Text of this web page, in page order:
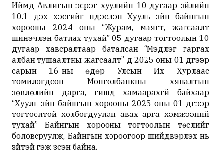
Иймд Авлигын эсрэг хуулийн 10 дугаар зүйлийн
10.1 дэх хэсгийг үндэслэн Хууль зүйн байнгын
хорооны 2024 оны “Журам, маягт, жагсаалт
шинэчлэн батлах тухай” 05 дугаар тогтоолын 10
дугаар хавсралтаар баталсан “Мэдүүлэг гаргах
албан тушаалтны жагсаалт”-д 2025 оны 01 дүгээр
сарын 16-ны өдөр Улсын Их Хурлаас
томилогдсон Монголбанкны хяналтын
зөвлөлийн дарга, гишүүд хамаарахгүй байхаар
“Хууль зүйн байнгын хорооны 2025 оны 01 дүгээр
тогтоолтой холбогдуулан авах арга хэмжээний
тухай” Байнгын хорооны тогтоолын төслийг
боловсруулж, Байнгын хороогоор шийдвэрлэх нь
зүйтэй гэж үзсэн байна.